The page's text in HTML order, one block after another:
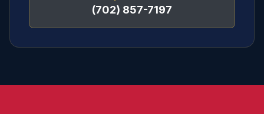
(702) 857-7197